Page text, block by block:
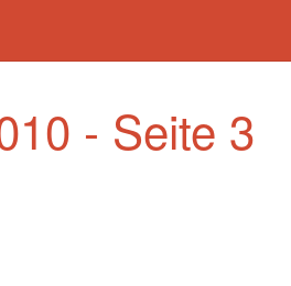
- Seite 3